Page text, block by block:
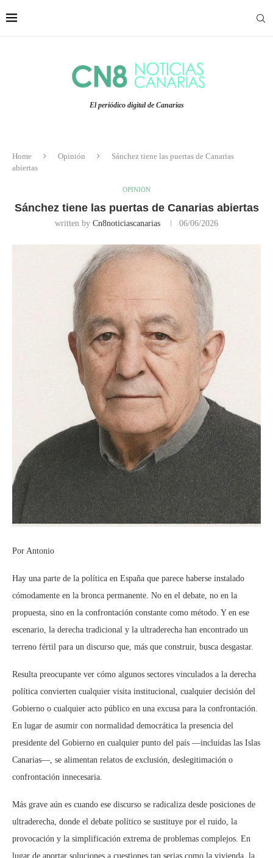
El periódico digital de Canarias
Home Opinión
Sánchez tiene las puertas de Canarias
abiertas
OPINIÓN
Sánchez tiene las puertas de Canarias abiertas
written by Cn8noticiascanarias 06/06/2026
Por Antonio
Hay una parte de la política en España que parece haberse instalado
cómodamente en la bronca permanente. No en el debate, no en la
propuesta, sino en la confrontación constante como método. Y en ese
escenario, la derecha tradicional y la ultraderecha han encontrado un
terreno fértil para un discurso que, más que construir, busca desgastar.
Resulta preocupante ver cómo algunos sectores vinculados a la derecha
política convierten cualquier visita institucional, cualquier decisión del
Gobierno o cualquier acto público en una excusa para la confrontación.
En lugar de asumir con normalidad democrática la presencia del
presidente del Gobierno en cualquier punto del país —incluidas las Islas
Canarias—, se alimentan relatos de exclusión, deslegitimación o
confrontación innecesaria.
Más grave aún es cuando ese discurso se radicaliza desde posiciones de
ultraderecha, donde el debate político se sustituye por el ruido, la
provocación y la simplificación extrema de problemas complejos. En
lugar de aportar soluciones a cuestiones tan serias como la vivienda, la